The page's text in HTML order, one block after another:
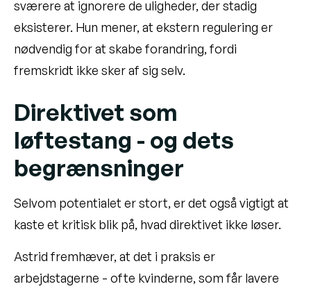
sværere at ignorere de uligheder, der stadig
eksisterer. Hun mener, at ekstern regulering er
nødvendig for at skabe forandring, fordi
fremskridt ikke sker af sig selv.
Direktivet som
løftestang - og dets
begrænsninger
Selvom potentialet er stort, er det også vigtigt at
kaste et kritisk blik på, hvad direktivet ikke løser.
Astrid fremhæver, at det i praksis er
arbejdstagerne - ofte kvinderne, som får lavere